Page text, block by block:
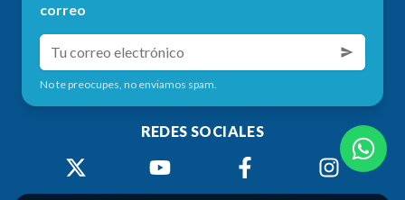
correo
No te preocupes, no enviamos spam.
REDES SOCIALES